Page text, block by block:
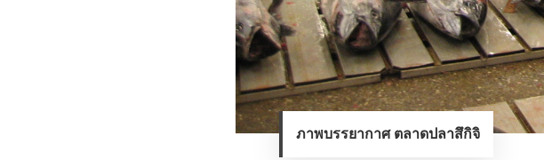
ภาพบรรยากาศ ตลาดปลาสึกิจิ